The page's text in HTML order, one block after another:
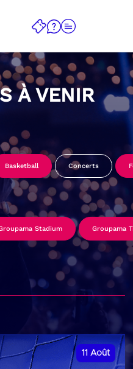
À VENIR
Basketball Concerts
Stadium Groupama
11 Août